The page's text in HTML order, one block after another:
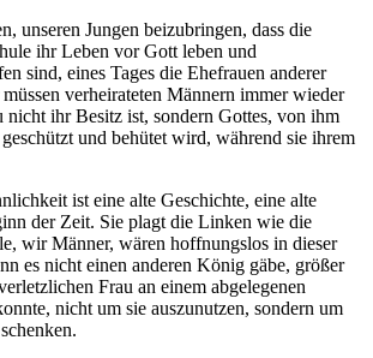
unseren Jungen beizubringen, dass die
ihr Leben vor Gott leben und
sind, eines Tages die Ehefrauen anderer
verheirateten Männern immer wieder
nicht ihr Besitz ist, sondern Gottes, von ihm
und behütet wird, während sie ihrem
ist eine alte Geschichte, eine alte
der Zeit. Sie plagt die Linken wie die
wir Männer, wären hoffnungslos in dieser
es nicht einen anderen König gäbe, größer
Frau an einem abgelegenen
nicht um sie auszunutzen, sondern um